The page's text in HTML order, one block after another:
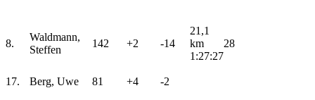
8.
Waldmann,
Steffen
142 +2 -14
21,1
km
1:27:27
28
17. Berg, Uwe 81 +4 -2